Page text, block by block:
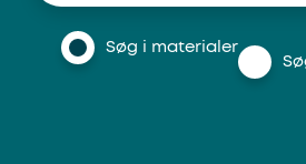
Vælg hvor der skal
Søg i materialer